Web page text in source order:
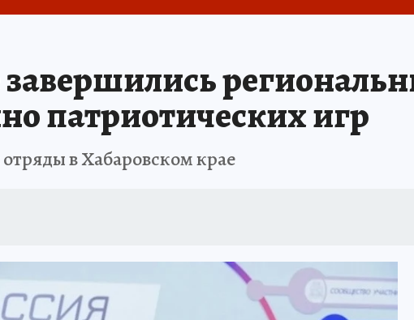
РОССИЯ 167 ЛЕТ ХАБАРОВСКУ ПРОИСШЕСТВИЯ «УРГАЛУГОЛЬ»
патриотических игр
в Хабаровском крае